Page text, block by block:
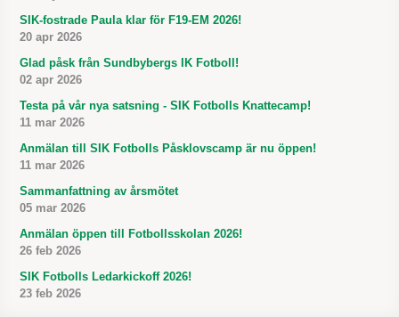
SIK-fostrade Paula klar för F19-EM 2026!
20 apr 2026
Glad påsk från Sundbybergs IK Fotboll!
02 apr 2026
Testa på vår nya satsning - SIK Fotbolls Knattecamp!
11 mar 2026
Anmälan till SIK Fotbolls Påsklovscamp är nu öppen!
11 mar 2026
Sammanfattning av årsmötet
05 mar 2026
Anmälan öppen till Fotbollsskolan 2026!
26 feb 2026
SIK Fotbolls Ledarkickoff 2026!
23 feb 2026